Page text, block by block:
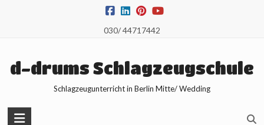
030/ 44717442
d-drums Schlagzeugschule
Schlagzeugunterricht in Berlin Mitte/ Wedding